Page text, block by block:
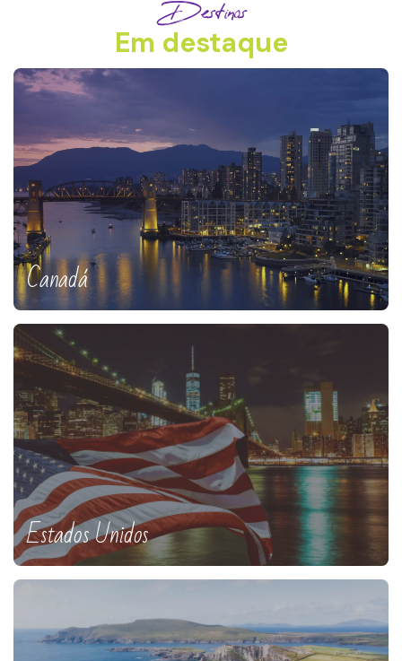
Destinos
Em destaque
Canadá
Estados Unidos